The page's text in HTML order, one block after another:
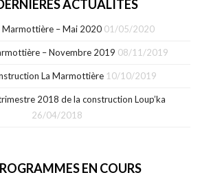
ACTUALITÉS
Marmottière – Mai 2020 01/05/2020
– Novembre 2019 08/11/2019
La Marmottière 10/10/2019
2018 de la construction Loup’ka
26/04/2018
EN COURS